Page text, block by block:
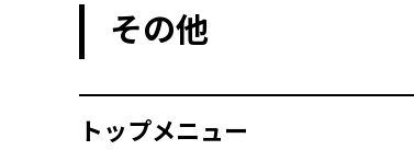
その他
トップメニュー